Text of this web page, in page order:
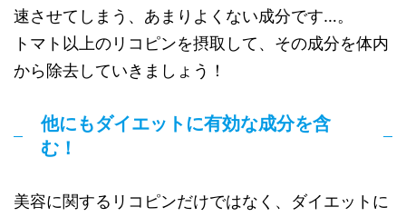
速させてしまう、あまりよくない成分です…。
トマト以上のリコピンを摂取して、その成分を体内
から除去していきましょう！
他にもダイエットに有効な成分を含
む！
美容に関するリコピンだけではなく、ダイエットに